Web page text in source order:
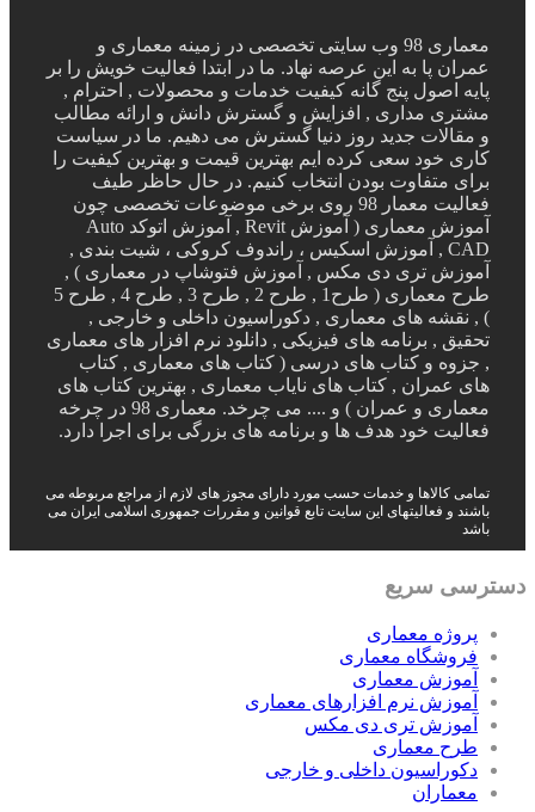
معماری 98 وب سایتی تخصصی در زمینه معماری و
عمران پا به این عرصه نهاد. ما در ابتدا فعالیت خویش را بر
پایه اصول پنج گانه کیفیت خدمات و محصولات , احترام ,
مشتری مداری , افزایش و گسترش دانش و ارائه مطالب
و مقالات جدید روز دنیا گسترش می دهیم. ما در سیاست
کاری خود سعی کرده ایم بهترین قیمت و بهترین کیفیت را
برای متفاوت بودن انتخاب کنیم. در حال حاظر طیف
فعالیت معمار 98 روی برخی موضوعات تخصصی چون
آموزش معماری ( آموزش Revit , آموزش اتوکد Auto
CAD , آموزش اسکیس ، راندوف کروکی ، شیت بندی ,
آموزش تری دی مکس , آموزش فتوشاپ در معماری ) ,
طرح معماری ( طرح1 , طرح 2 , طرح 3 , طرح 4 , طرح 5
) , نقشه های معماری , دکوراسیون داخلی و خارجی ,
تحقیق , برنامه های فیزیکی , دانلود نرم افزار های معماری
, جزوه و کتاب های درسی ( کتاب های معماری , کتاب
های عمران , کتاب های نایاب معماری , بهترین کتاب های
معماری و عمران ) و .... می چرخد. معماری 98 در چرخه
فعالیت خود هدف ها و برنامه های بزرگی برای اجرا دارد.
تمامی کالاها و خدمات حسب مورد دارای مجوز های لازم از مراجع مربوطه می
باشند و فعالیتهای این سایت تابع قوانین و مقررات جمهوری اسلامی ایران می
باشد
دسترسی سریع
پروژه معماری
فروشگاه معماری
آموزش معماری
آموزش نرم افزارهای معماری
آموزش تری دی مکس
طرح معماری
دکوراسیون داخلی و خارجی
معماران